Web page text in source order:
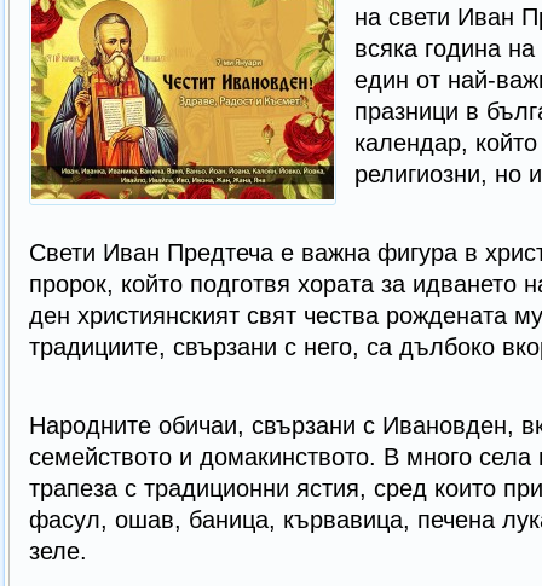
на свети Иван
всяка година
един от най-
празници в
календар,
религиозни, но
Свети Иван Предтеча е важна фигура в
пророк, който подготвя хората за идването
ден християнският свят чества рождената
традициите, свързани с него, са дълбоко
Народните обичаи, свързани с Ивановден,
семейството и домакинството. В много села
трапеза с традиционни ястия, сред които
фасул, ошав, баница, кървавица, печена
зеле.